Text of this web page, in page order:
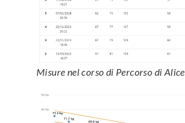
Misure nel corso di Percorso di Alice